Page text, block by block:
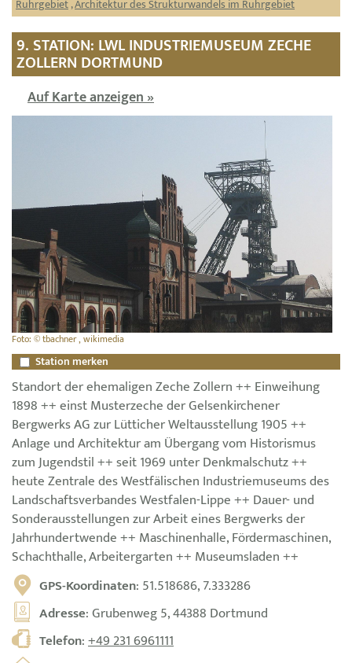
Ruhrgebiet,Architektur des Strukturwandels im Ruhrgebiet
9. STATION: LWL INDUSTRIEMUSEUM ZECHE
ZOLLERN DORTMUND
Auf Karte anzeigen »
Foto: © tbachner , wikimedia
Station merken
Standort der ehemaligen Zeche Zollern ++ Einweihung
1898 ++ einst Musterzeche der Gelsenkirchener
Bergwerks AG zur Lütticher Weltausstellung 1905 ++
Anlage und Architektur am Übergang vom Historismus
zum Jugendstil ++ seit 1969 unter Denkmalschutz ++
heute Zentrale des Westfälischen Industriemuseums des
Landschaftsverbandes Westfalen-Lippe ++ Dauer- und
Sonderausstellungen zur Arbeit eines Bergwerks der
Jahrhundertwende ++ Maschinenhalle, Fördermaschinen,
Schachthalle, Arbeitergarten ++ Museumsladen ++
GPS-Koordinaten: 51.518686, 7.333286
Adresse: Grubenweg 5, 44388 Dortmund
Telefon:+49 231 6961111